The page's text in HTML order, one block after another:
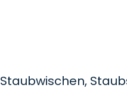
Staubwischen,